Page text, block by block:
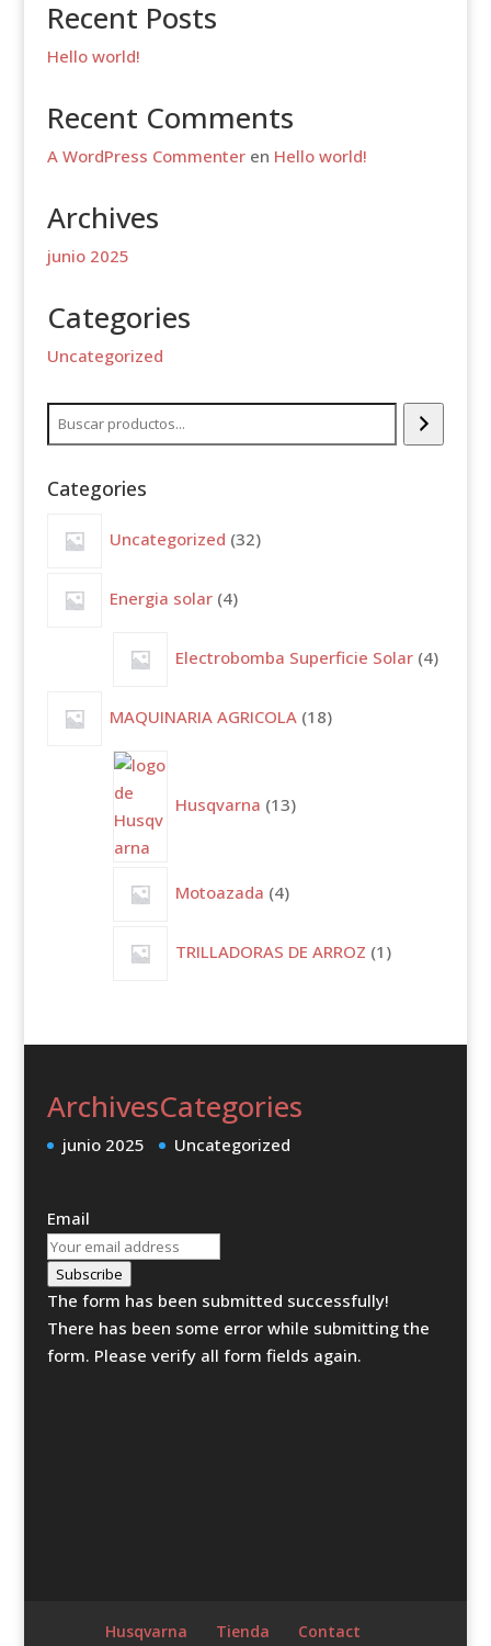
Recent Posts
Hello world!
Recent Comments
A WordPress Commenteren Hello world!
Archives
junio 2025
Categories
Uncategorized
Buscar
Categories
Uncategorized 32
productos
Energia solar 4
productos
Electrobomba Superficie Solar 4
MAQUINARIA AGRICOLA 18
productos
Husqvarna 13
Motoazada 4
productos
TRILLADORAS DE ARROZ 1
producto
Archives
junio 2025
Categories
Uncategorized
Email
Subscribe
The form has been submitted successfully!
There has been some error while submitting the
form. Please verify all form fields again.
Husqvarna Tienda Contact